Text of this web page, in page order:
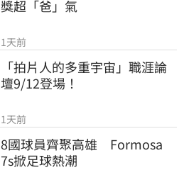
獎超「爸」氣
1天前
「拍片人的多重宇宙」職涯論
壇9/12登場！
1天前
8國球員齊聚高雄　Formosa
7s掀足球熱潮